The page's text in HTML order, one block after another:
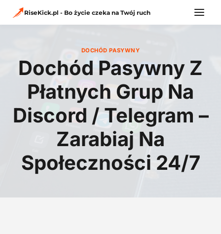
RiseKick.pl - Bo życie czeka na Twój ruch
DOCHÓD PASYWNY
Dochód Pasywny Z
Płatnych Grup Na
Discord / Telegram –
Zarabiaj Na
Społeczności 24/7